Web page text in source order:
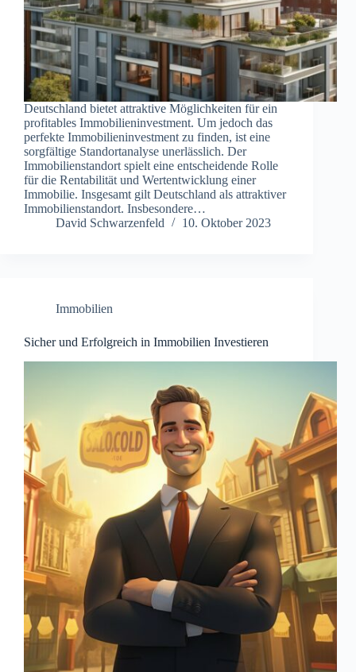
Deutschland bietet attraktive Möglichkeiten für ein
profitables Immobilieninvestment. Um jedoch das
perfekte Immobilieninvestment zu finden, ist eine
sorgfältige Standortanalyse unerlässlich. Der
Immobilienstandort spielt eine entscheidende Rolle
für die Rentabilität und Wertentwicklung einer
Immobilie. Insgesamt gilt Deutschland als attraktiver
Immobilienstandort. Insbesondere…
David Schwarzenfeld
10. Oktober 2023
Immobilien
Sicher und Erfolgreich in Immobilien Investieren